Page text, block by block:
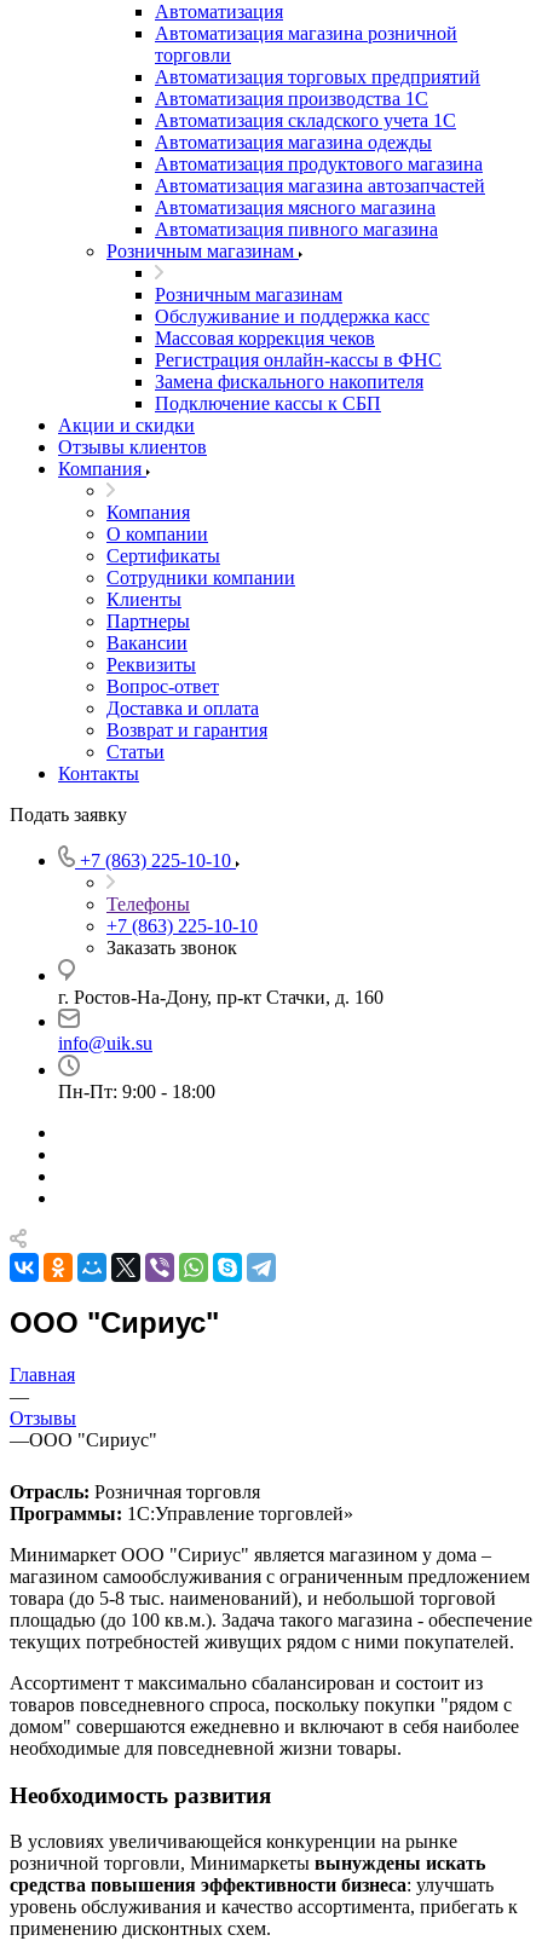
Автоматизация
Автоматизация магазина розничной
торговли
Автоматизация торговых предприятий
Автоматизация производства 1С
Автоматизация складского учета 1C
Автоматизация магазина одежды
Автоматизация продуктового магазина
Автоматизация магазина автозапчастей
Автоматизация мясного магазина
Автоматизация пивного магазина
Розничным магазинам
Розничным магазинам
Обслуживание и поддержка касс
Массовая коррекция чеков
Регистрация онлайн-кассы в ФНС
Замена фискального накопителя
Подключение кассы к СБП
Акции и скидки
Отзывы клиентов
Компания
Компания
О компании
Сертификаты
Сотрудники компании
Клиенты
Партнеры
Вакансии
Реквизиты
Вопрос-ответ
Доставка и оплата
Возврат и гарантия
Статьи
Контакты
Подать заявку
+7 (863) 225-10-10
Телефоны
+7 (863) 225-10-10
Заказать звонок
г. Ростов-На-Дону, пр-кт Стачки, д. 160
info@uik.su
Пн-Пт: 9:00 - 18:00
ООО "Сириус"
Главная
—
Отзывы
—ООО "Сириус"
Отрасль: Розничная торговля
Программы: 1С:Управление торговлей»
Минимаркет ООО "Сириус" является магазином у дома –
магазином самообслуживания с ограниченным предложением
товара (до 5-8 тыс. наименований), и небольшой торговой
площадью (до 100 кв.м.). Задача такого магазина - обеспечение
текущих потребностей живущих рядом с ними покупателей.
Ассортимент т максимально сбалансирован и состоит из
товаров повседневного спроса, поскольку покупки "рядом с
домом" совершаются ежедневно и включают в себя наиболее
необходимые для повседневной жизни товары.
Необходимость развития
В условиях увеличивающейся конкуренции на рынке
розничной торговли, Минимаркеты вынуждены искать
средства повышения эффективности бизнеса: улучшать
уровень обслуживания и качество ассортимента, прибегать к
применению дисконтных схем.